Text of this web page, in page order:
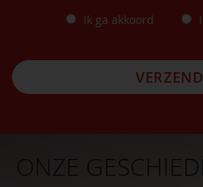
Ik ga akkoord
ONZE